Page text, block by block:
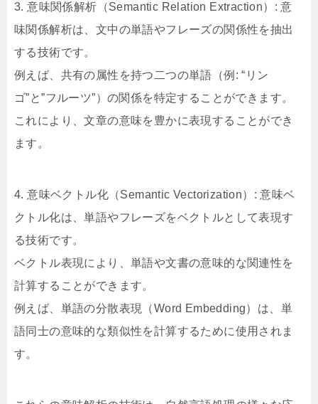
3. 意味関係解析（Semantic Relation Extraction）: 意
味関係解析は、文中の単語やフレーズの関係性を抽出
する技術です。
例えば、共有の属性を持つ二つの単語（例: “リン
ゴ”と”フルーツ”）の関係を特定することができます。
これにより、文章の意味を豊かに表現することができ
ます。
4. 意味ベクトル化（Semantic Vectorization）: 意味ベ
クトル化は、単語やフレーズをベクトルとして表現す
る技術です。
ベクトル表現により、単語や文書の意味的な関連性を
計算することができます。
例えば、単語の分散表現（Word Embedding）は、単
語同士の意味的な類似性を計算するために使用されま
す。